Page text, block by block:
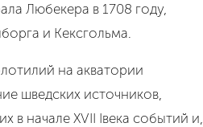
Любекера в 1708 году,
и Кексгольма.
на акватории
шведских источников,
в начале XVII Iвека событий и,